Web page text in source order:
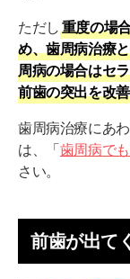
ただし 重度の場
め、歯周病治療
周病の場合はセ
前歯の突出を改善
歯周病治療にあ
は、「 歯周病で
さい。
前歯が出て